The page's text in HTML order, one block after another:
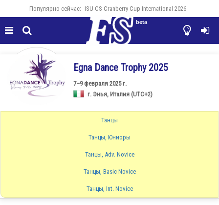
Популярно сейчас: ISU CS Cranberry Cup International 2026
  

beta
Egna Dance Trophy 2025
7–9 февраля 2025 г.
г. Энья, Италия (UTC+2)
Танцы
Танцы, Юниоры
Танцы, Adv. Novice
Танцы, Basic Novice
Танцы, Int. Novice